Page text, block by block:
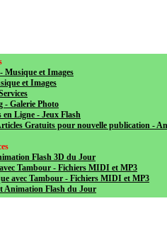
Musique et Images
et Images
- Galerie Photo
Ligne - Jeux Flash
Gratuits pour nouvelle publication -
Flash 3D du Jour
Tambour - Fichiers MIDI et MP3
avec Tambour - Fichiers MIDI et MP3
Animation Flash du Jour